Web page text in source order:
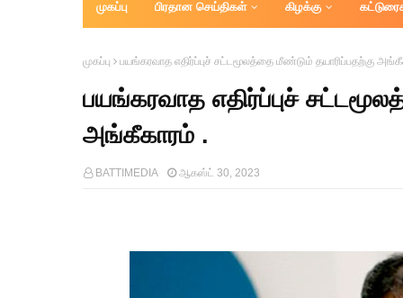
Battimedia
முகப்பு பிரதான செய்திகள் கிழக்கு
முகப்பு பயங்கரவாத எதிர்ப்புச் சட்டமூலத்தை மீண்டும் தயாரிப்பதற்கு
பயங்கரவாத எதிர்ப்புச்
அங்கீகாரம் .
BATTIMEDIA ஆகஸ்ட் 30, 2023